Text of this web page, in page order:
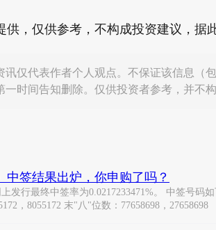
供，仅供参考，不构成投资建议，据
讯仅代表作者个人观点。不保证该信息（
一时间告知删除。仅供投资者参考，并不
中签结果出炉，你申购了吗？
发行最终中签率为0.0217233471%。 中签号码
，8055172 末"八"位数：77658698，27658698